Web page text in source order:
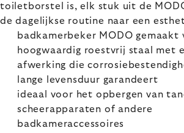
toiletborstel is, elk stuk uit de
de dagelijkse routine naar een
badkamerbeker MODO gemaakt
hoogwaardig roestvrij staal met
afwerking die
lange levensduur garandeert
ideaal voor het opbergen van
scheerapparaten of andere
badkameraccessoires